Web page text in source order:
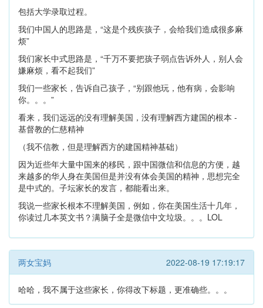
包括大学录取过程。
我们中国人的思路是，“这是个残疾孩子，会给我们造成很多麻
烦”
我们家长中式思路是，“千万不要把孩子弱点告诉外人，别人会
嫌麻烦，看不起我们”
我们一些家长，告诉自己孩子，“别跟他玩，他有病，会影响
你。。。”
看来，我们远远的没有理解美国，没有理解西方建国的根本 -
基督教的仁慈精神
（我不信教，但是理解西方的建国精神基础）
因为近些年大量中国来的移民，跟中国微信和信息的方便，越
来越多的华人身在美国但是并没有体会美国的精神，思想完全
是中式的。子坛家长的发言，都能看出来。
我说一些家长根本不理解美国，例如，你在美国生活十几年，
你读过几本英文书？满脑子全是微信中文垃圾。。。LOL
两女宝妈 2022-08-19 17:19:17
哈哈，我不属于这些家长，你得改下标题，更准确些。。。